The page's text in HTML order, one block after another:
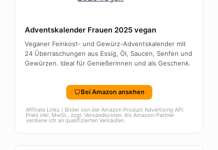
Adventskalender Frauen 2025 vegan
Veganer Feinkost- und Gewürz-Adventskalender mit
24 Überraschungen aus Essig, Öl, Saucen, Senfen und
Gewürzen. Ideal für Genießerinnen und als Geschenk.
Bei Amazon ansehen
Affiliate Links / Bilder von der Amazon Product Advertising API.
Preis inkl. MwSt., zzgl. Versandkosten. Als Amazon-Partner
verdiene ich an qualifizierten Verkäufen.